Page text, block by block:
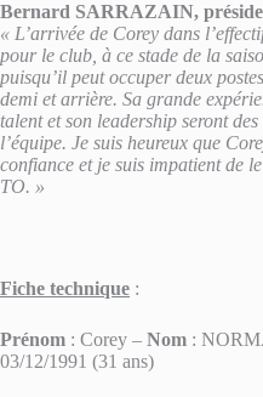
Bernard SARRAZAIN,
« L’arrivée de Corey dans
pour le club, à ce stade de la
puisqu’il peut occuper deux
demi et arrière. Sa grande
talent et son leadership seront
l’équipe. Je suis heureux que
confiance et je suis impatient de
TO. »
Fiche technique :
Prénom : Corey – Nom :
03/12/1991 (31 ans)